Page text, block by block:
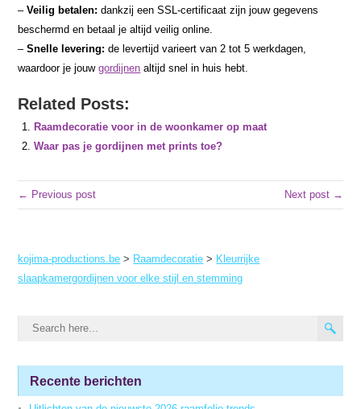
–Veilig betalen: dankzij een SSL-certificaat zijn jouw gegevens
beschermd en betaal je altijd veilig online.
–Snelle levering: de levertijd varieert van 2 tot 5 werkdagen,
waardoor je jouwgordijnen altijd snel in huis hebt.
Related Posts:
Raamdecoratie voor in de woonkamer op maat
Waar pas je gordijnen met prints toe?
← Previous post Next post →
kojima-productions.be > Raamdecoratie > Kleurrijke
slaapkamergordijnen voor elke stijl en stemming
Recente berichten